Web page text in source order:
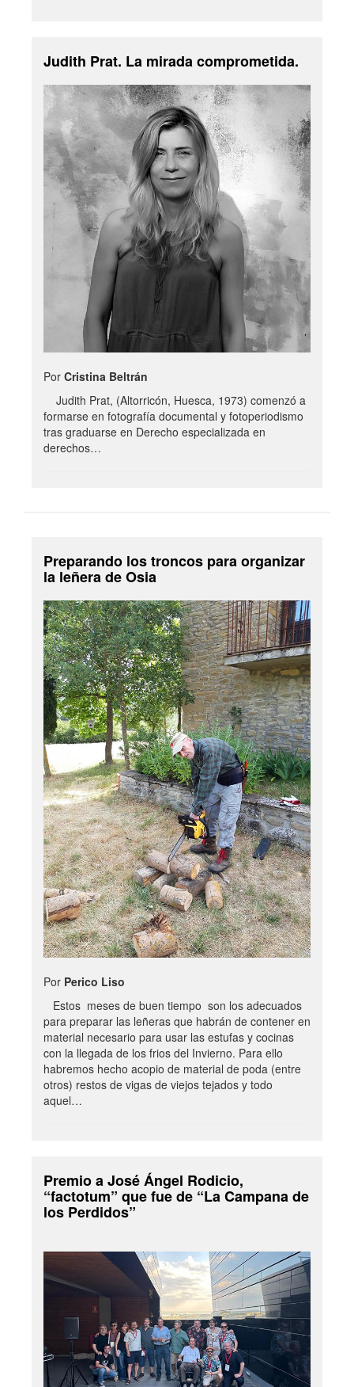
Judith Prat. La mirada comprometida.
Por Cristina Beltrán
Judith Prat, (Altorricón, Huesca, 1973) comenzó a
formarse en fotografía documental y fotoperiodismo
tras graduarse en Derecho especializada en
derechos…
Preparando los troncos para organizar
la leñera de Osia
Por Perico Liso
Estos meses de buen tiempo son los adecuados
para preparar las leñeras que habrán de contener en
material necesario para usar las estufas y cocinas
con la llegada de los frios del Invierno. Para ello
habremos hecho acopio de material de poda (entre
otros) restos de vigas de viejos tejados y todo
aquel…
Premio a José Ángel Rodicio,
“factotum” que fue de “La Campana de
los Perdidos”